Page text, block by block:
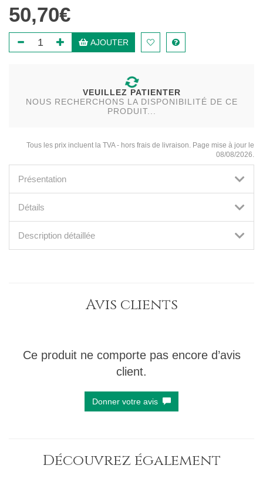
50,70€
AJOUTER
VEUILLEZ PATIENTER
NOUS RECHERCHONS LA DISPONIBILITÉ DE CE
PRODUIT...
Tous les prix incluent la TVA - hors frais de livraison. Page mise à jour le
08/08/2026.
Présentation
Détails
Description détaillée
Avis clients
Ce produit ne comporte pas encore d’avis
client.
Donner votre avis
Découvrez également